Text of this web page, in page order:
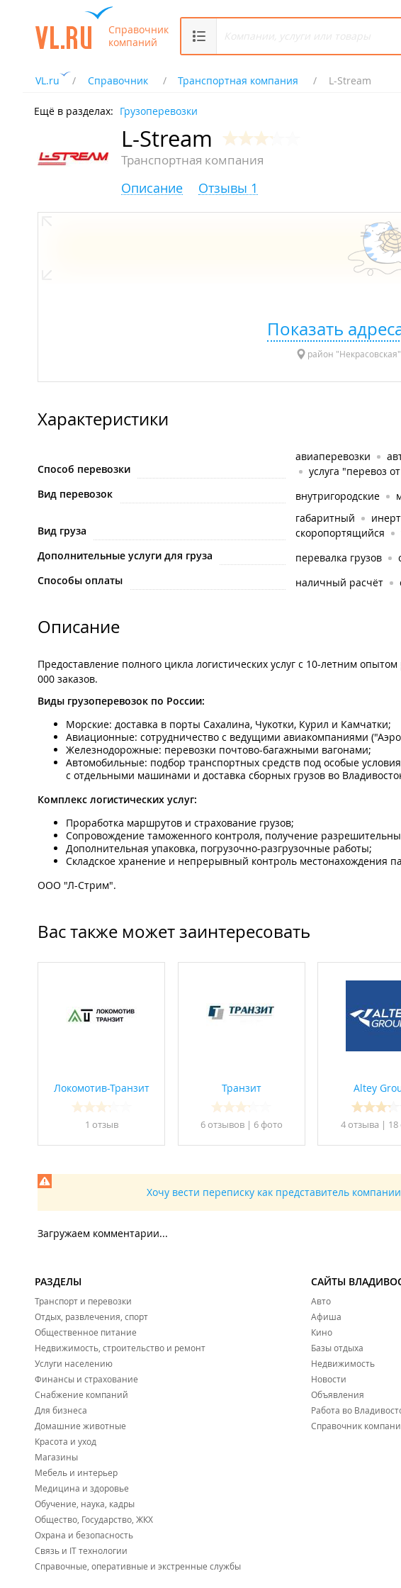
Справочник
компаний
VL.ru Справочник Транспортная компания L-Stream
Ещё в разделах: Грузоперевозки
L-Stream
Транспортная компания
Описание Отзывы 1
Показать
район "Некрасовская"
Характеристики
Способ перевозки
авиаперевозки
услуга "перевоз
Вид перевозок
внутригородские
Вид груза
габаритный
скоропортящийся
Дополнительные услуги для груза
перевалка грузов
Способы оплаты
наличный расчёт
Описание
Предоставление полного цикла логистических услуг с 10-летним
000 заказов.
Виды грузоперевозок по России:
Морские: доставка в порты Сахалина, Чукотки, Курил и Камчатки;
Авиационные: сотрудничество с ведущими авиакомпаниями
Железнодорожные: перевозки почтово-багажными вагонами;
Автомобильные: подбор транспортных средств под особые
с отдельными машинами и доставка сборных грузов во
Комплекс логистических услуг:
Проработка маршрутов и страхование грузов;
Сопровождение таможенного контроля, получение
Дополнительная упаковка, погрузочно-разгрузочные работы;
Складское хранение и непрерывный контроль местонахождения
ООО "Л-Стрим".
Вас также может заинтересовать
Локомотив-Транзит
1 отзыв
Транзит
6 отзывов| 6 фото
Altey
4 отзывa |
Хочу вести переписку как представитель
Загружаем комментарии...
РАЗДЕЛЫ
Транспорт и перевозки
Отдых, развлечения, спорт
Общественное питание
Недвижимость, строительство и ремонт
Услуги населению
Финансы и страхование
Снабжение компаний
Для бизнеса
Домашние животные
Красота и уход
Магазины
Мебель и интерьер
Медицина и здоровье
Обучение, наука, кадры
Общество, Государство, ЖКХ
Охрана и безопасность
Связь и IT технологии
Справочные, оперативные и экстренные службы
САЙТЫ
Авто
Афиша
Кино
Базы отдыха
Недвижимость
Новости
Объявления
Работа во
Справочник